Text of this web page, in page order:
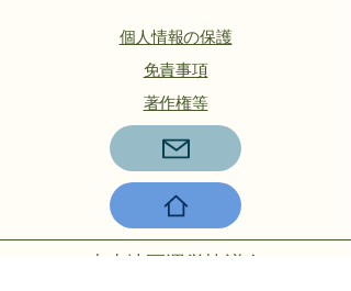
個人情報の保護
​免責事項
著作権等
本山地区運営協議会